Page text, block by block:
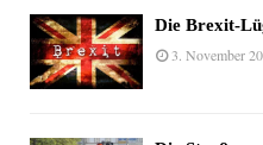
Die Brexit-
3. November